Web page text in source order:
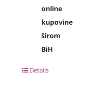
online
kupovine
širom
BiH
Details